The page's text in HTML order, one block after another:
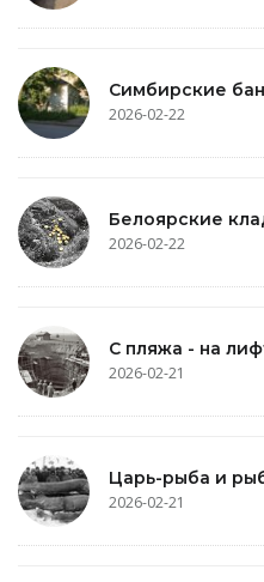
Симбирские
2026-02-22
Белоярские
2026-02-22
С пляжа - на
2026-02-21
Царь-рыба и
2026-02-21